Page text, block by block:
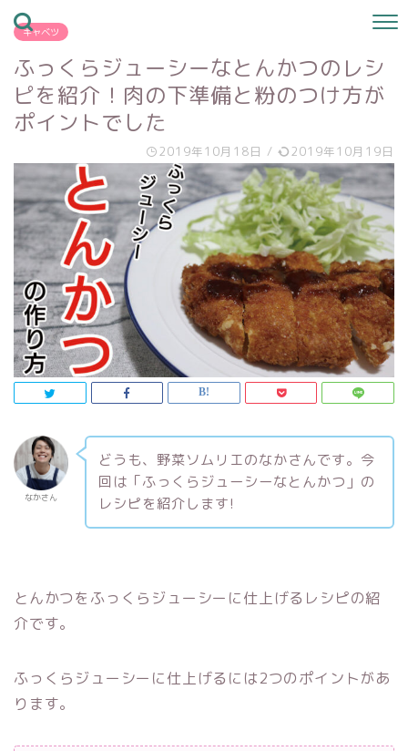
キャベツ
ふっくらジューシーなとんかつのレシ
ピを紹介！肉の下準備と粉のつけ方が
ポイントでした
2019年10月18日 / 2019年10月19日
なかさん
どうも、野菜ソムリエのなかさんです。今
回は「ふっくらジューシーなとんかつ」の
レシピを紹介します!
とんかつをふっくらジューシーに仕上げるレシピの紹
介です。
ふっくらジューシーに仕上げるには2つのポイントがあ
ります。